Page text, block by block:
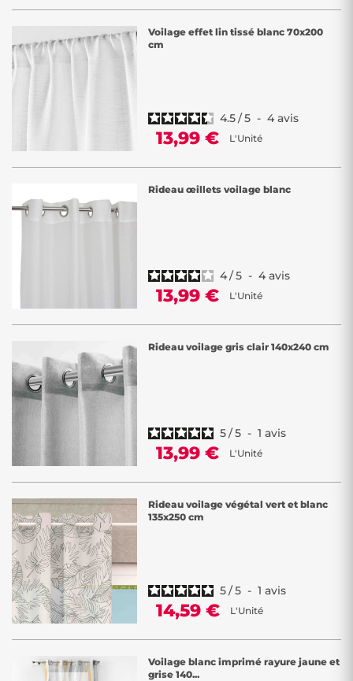
Voilage effet lin tissé blanc 70x200
cm
4.5/5 - 4 avis
13,99 € L'Unité
Rideau œillets voilage blanc
4/5 - 4 avis
13,99 € L'Unité
Rideau voilage gris clair 140x240 cm
5/5 - 1 avis
13,99 € L'Unité
Rideau voilage végétal vert et blanc
135x250 cm
5/5 - 1 avis
14,59 € L'Unité
Voilage blanc imprimé rayure jaune et
grise 140...